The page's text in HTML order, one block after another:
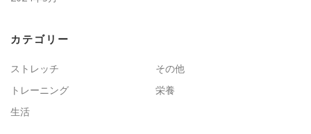
カテゴリー
ストレッチ
その他
トレーニング
栄養
生活